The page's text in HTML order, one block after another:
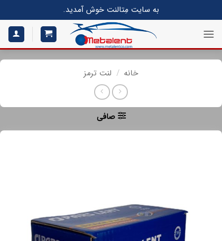
به سایت مِتالنت خوش آمدید.
خانه / لنت ترمز
صافی